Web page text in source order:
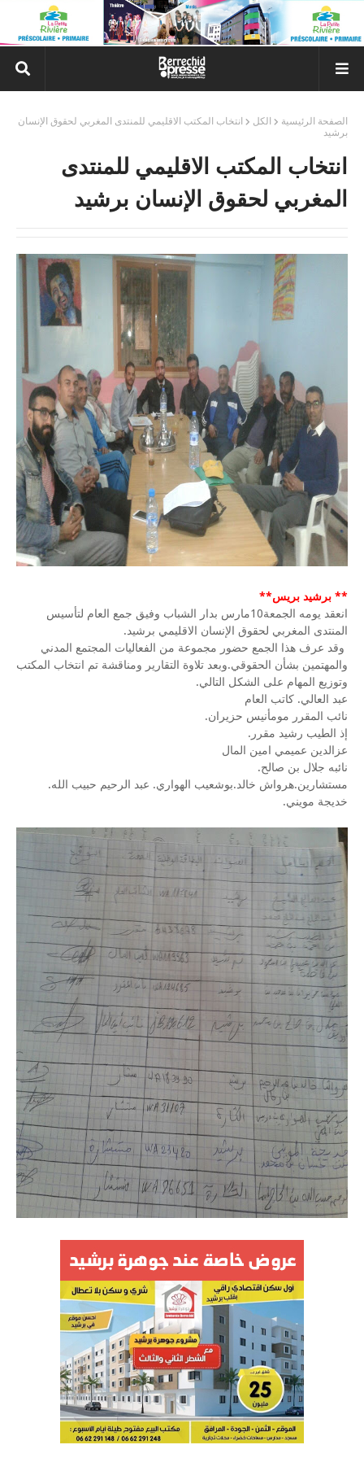
الصفحة الرئيسية الكل
انتخاب المكتب الاقليمي للمنتدى المغربي لحقوق الإنسان
برشيد
انتخاب المكتب الاقليمي للمنتدى
المغربي لحقوق الإنسان برشيد
** برشيد بريس**
انعقد يومه الجمعة10مارس بدار الشباب وفيق جمع العام لتأسيس
المنتدى المغربي لحقوق الإنسان الاقليمي برشيد.
وقد عرف هذا الجمع حضور مجموعة من الفعاليات المجتمع المدني
والمهتمين بشأن الحقوقي.وبعد تلاوة التقارير ومناقشة تم انتخاب المكتب
وتوزيع المهام على الشكل التالي.
عبد العالي. كاتب العام
نائب المقرر مومأنيس حزيران.
إذ الطيب رشيد مقرر.
عزالدين عميمي امين المال
نائبه جلال بن صالح.
مستشارين.هرواش خالد.بوشعيب الهواري. عبد الرحيم حبيب الله.
خديجة مويني.